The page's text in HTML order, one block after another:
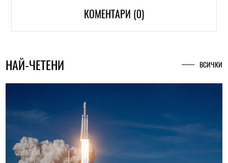
КОМЕНТАРИ (0)
НАЙ-ЧЕТЕНИ ВСИЧКИ